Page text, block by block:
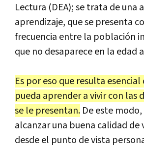
Lectura (DEA);setrata deuna
aprendizaje, quese presenta
frecuencia entre la población
que no desapareceen la edad
Es poreso que resulta esencial
pueda aprenderavivircon las
se le presentan. De este
alcanzar una buena calidad de
desde el punto de vista